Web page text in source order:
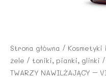
Strona główna / Kosmetyki
żele / toniki, pianki, glinki /
TWARZY NAWILŻAJĄCY –